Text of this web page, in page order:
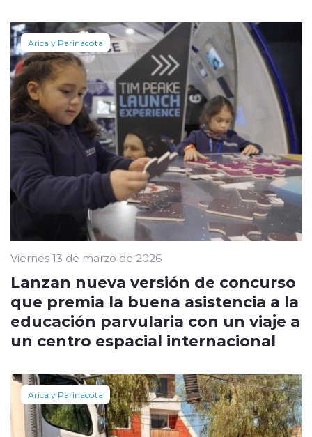
Arica y Parinacota
Viernes 13 de marzo de 2026
Lanzan nueva versión de concurso
que premia la buena asistencia a la
educación parvularia con un viaje a
un centro espacial internacional
Arica y Parinacota